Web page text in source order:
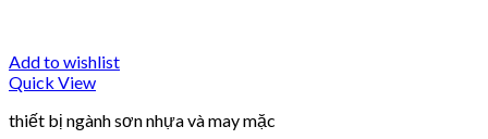
Add to wishlist
Quick View
thiết bị ngành sơn nhựa và may mặc